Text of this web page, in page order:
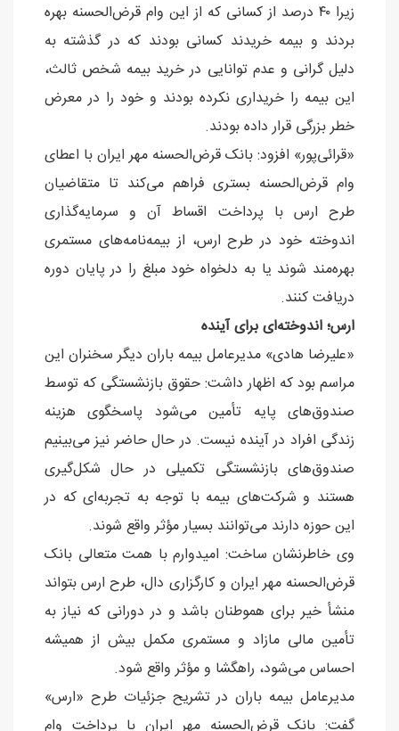
زیرا ۴۰ درصد از کسانی که از این وام قرض‌الحسنه بهره
بردند و بیمه خریدند کسانی بودند که در گذشته به
دلیل گرانی و عدم توانایی در خرید بیمه شخص ثالث،
این بیمه را خریداری نکرده بودند و خود را در معرض
خطر بزرگی قرار داده بودند.
«قرائی‌پور» افزود: بانک قرض‌الحسنه مهر ایران با اعطای
وام قرض‌الحسنه بستری فراهم می‌کند تا متقاضیان
طرح ارس با پرداخت اقساط آن و سرمایه‌گذاری
اندوخته خود در طرح ارس، از بیمه‌نامه‌های مستمری
بهره‌مند شوند یا به دلخواه خود مبلغ را در پایان دوره
دریافت کنند.
ارس؛ اندوخته‌ای برای آینده
«علیرضا هادی» مدیرعامل بیمه باران دیگر سخنران این
مراسم بود که اظهار داشت: حقوق بازنشستگی که توسط
صندوق‌های پایه تأمین می‌شود پاسخگوی هزینه
زندگی افراد در آینده نیست. در حال حاضر نیز می‌بینیم
صندوق‌های بازنشستگی تکمیلی در حال شکل‌گیری
هستند و شرکت‌های بیمه با توجه به تجربه‌ای که در
این حوزه دارند می‌توانند بسیار مؤثر واقع شوند.
وی خاطرنشان ساخت: امیدوارم با همت متعالی بانک
قرض‌الحسنه مهر ایران و ‌کارگزاری ‌دال، طرح ارس بتواند
منشأ خیر برای هموطنان باشد و‌ در دورانی که نیاز به
تأمین مالی مازاد و مستمری مکمل بیش از همیشه
احساس می‌شود، راهگشا و مؤثر واقع شود.
مدیرعامل بیمه باران در تشریح جزئیات طرح «ارس»
گفت: بانک قرض‌الحسنه مهر ایران با پرداخت وام